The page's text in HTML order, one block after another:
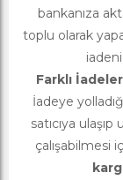
bankanıza
toplu olarak
Farklı
İadeye
satıcıya
çalışabilmesi